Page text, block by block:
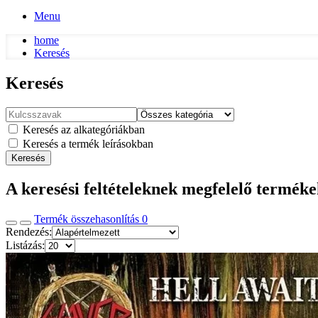
Menu
home
Keresés
Keresés
Keresés az alkategóriákban
Keresés a termék leírásokban
Keresés
A keresési feltételeknek megfelelő
Termék összehasonlítás 0
Rendezés:
Listázás: